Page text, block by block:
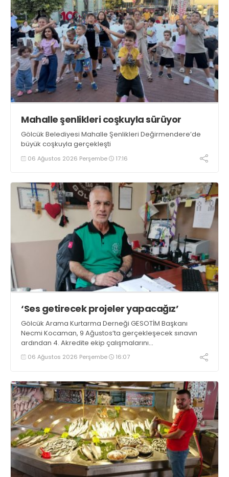
Mahalle şenlikleri coşkuyla sürüyor
Gölcük Belediyesi Mahalle Şenlikleri Değirmendere’de
büyük coşkuyla gerçekleşti
06 Ağustos 2026 Perşembe 17:16
‘Ses getirecek projeler yapacağız’
Gölcük Arama Kurtarma Derneği GESOTİM Başkanı
Necmi Kocaman, 9 Ağustos’ta gerçekleşecek sınavın
ardından 4. Akredite ekip çalışmalarını
tamamlayacaklarını ifade ederek açıklamalarda
bulundu. Kocaman, “Gölcük’te ve Kocaeli genelinde ses
06 Ağustos 2026 Perşembe 16:07